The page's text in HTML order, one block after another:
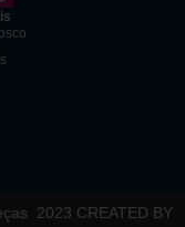
2023 CREATED BY